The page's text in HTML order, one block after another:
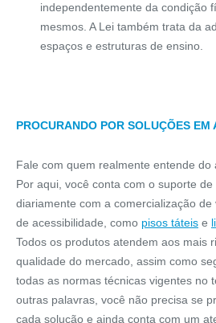
independentemente da condição
mesmos. A Lei também trata da
espaços e estruturas de ensino.
PROCURANDO POR SOLUÇÕES EM
Fale com quem realmente entende do
Por aqui, você conta com o suporte
diariamente com a comercialização
de acessibilidade, como pisos táteis e
Todos os produtos atendem aos mais
qualidade do mercado, assim como
todas as normas técnicas vigentes no
outras palavras, você não precisa se
cada solução e ainda conta com um